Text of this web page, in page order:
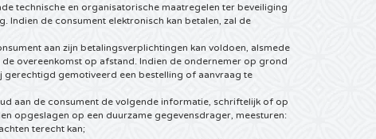
technische en organisatorische maatregelen ter beveiliging
Indien de consument elektronisch kan betalen, zal de
aan zijn betalingsverplichtingen kan voldoen, alsmede
overeenkomst op afstand. Indien de ondernemer op grond
gemotiveerd een bestelling of aanvraag te
aan de consument de volgende informatie, schriftelijk of op
opgeslagen op een duurzame gegevensdrager, meesturen:
terecht kan;